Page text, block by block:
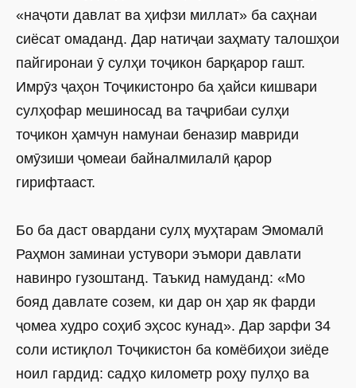
«наҷоти давлат ва ҳифзи миллат» ба саҳнаи
сиёсат омаданд. Дар натиҷаи заҳмату талошҳои
пайгиронаи ӯ сулҳи тоҷикон барқарор гашт.
Имрӯз ҷаҳон Тоҷикистонро ба ҳайси кишвари
сулҳофар мешиносад ва таҷрибаи сулҳи
тоҷикон ҳамчун намунаи беназир мавриди
омӯзиши ҷомеаи байналмилалӣ қарор
гирифтааст.
Бо ба даст овардани сулҳ муҳтарам Эмомалӣ
Раҳмон заминаи устувори эъмори давлати
навинро гузоштанд. Таъкид намуданд: «Мо
бояд давлате созем, ки дар он ҳар як фарди
ҷомеа худро соҳиб эҳсос кунад». Дар зарфи 34
соли истиқлол Тоҷикистон ба комёбиҳои зиёде
ноил гардид: садҳо километр роҳу пулҳо ва